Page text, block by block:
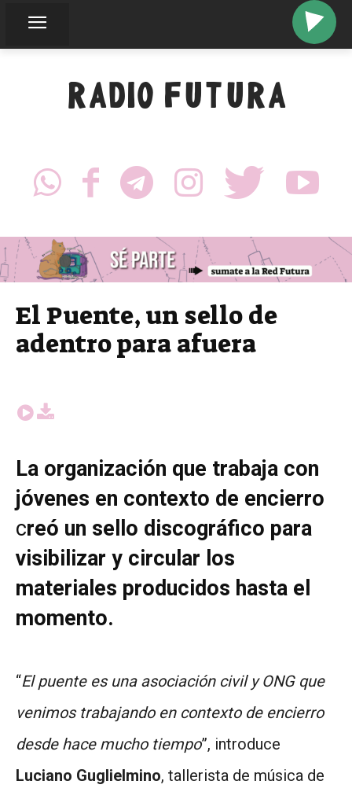
RADIO FUTURA
El Puente, un sello de
adentro para afuera
La organización que trabaja con
jóvenes en contexto de encierro
creó un sello discográfico para
visibilizar y circular los
materiales producidos hasta el
momento.
“El puente es una asociación civil y ONG que
venimos trabajando en contexto de encierro
desde hace mucho tiempo”, introduce
Luciano Guglielmino, tallerista de música de